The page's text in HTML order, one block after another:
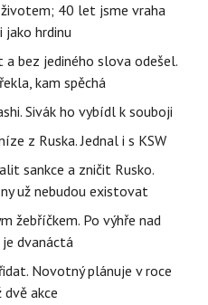
40 let jsme vraha
hrdinu
a bez jediného slova odešel.
kam spěchá
Sivák ho vybídl k souboji
z Ruska. Jednal i s KSW
sankce a zničit Rusko.
už nebudou existovat
žebříčkem. Po výhře nad
dvanáctá
Novotný plánuje v roce
dvě akce